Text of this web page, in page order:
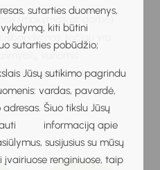
sutarties duomenys,
kiti būtini
sutarties pobūdžio;
Jūsų sutikimo pagrindu
vardas, pavardė,
Šiuo tikslu Jūsų
gauti informaciją apie
susijusius su mūsų
renginiuose, taip
(mokymosi ar darbo)
tačiau yra
kuriomis
savo sėkmę.